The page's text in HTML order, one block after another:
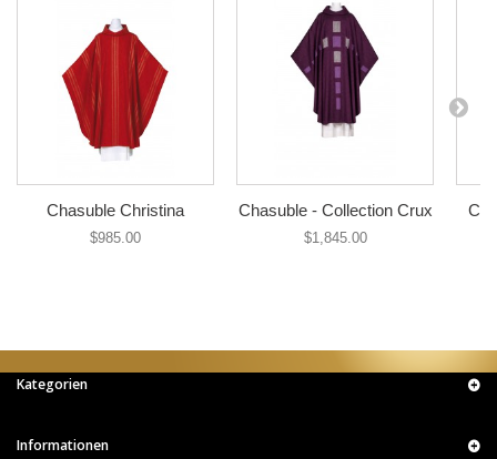
Chasuble Christina
$985.00
Chasuble - Collection Crux
$1,845.00
Kategorien
Informationen